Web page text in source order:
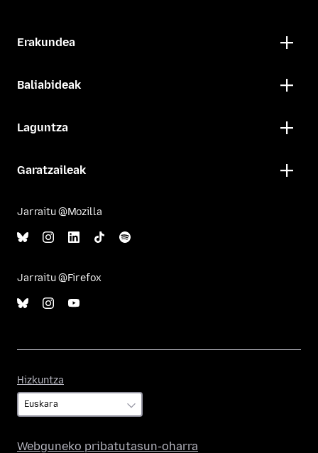
Erakundea
Baliabideak
Laguntza
Garatzaileak
Jarraitu @Mozilla
Jarraitu @Firefox
Hizkuntza
Webguneko pribatutasun-oharra